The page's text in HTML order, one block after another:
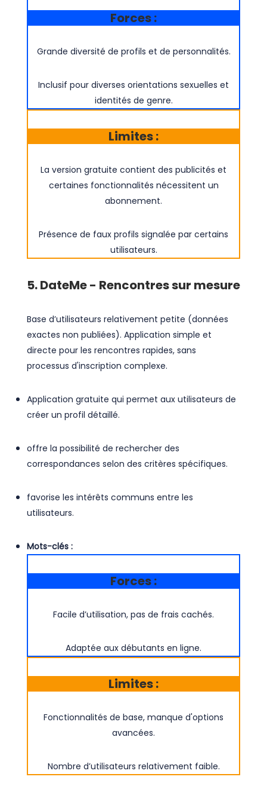
Forces :
Grande diversité de profils et de personnalités.
Inclusif pour diverses orientations sexuelles et
identités de genre.
Limites :
La version gratuite contient des publicités et
certaines fonctionnalités nécessitent un
abonnement.
Présence de faux profils signalée par certains
utilisateurs.
5. DateMe - Rencontres sur mesure
Base d’utilisateurs relativement petite (données
exactes non publiées). Application simple et
directe pour les rencontres rapides, sans
processus d'inscription complexe.
Application gratuite qui permet aux utilisateurs de
créer un profil détaillé.
offre la possibilité de rechercher des
correspondances selon des critères spécifiques.
favorise les intérêts communs entre les
utilisateurs.
Mots-clés :
Forces :
Facile d’utilisation, pas de frais cachés.
Adaptée aux débutants en ligne.
Limites :
Fonctionnalités de base, manque d'options
avancées.
Nombre d’utilisateurs relativement faible.